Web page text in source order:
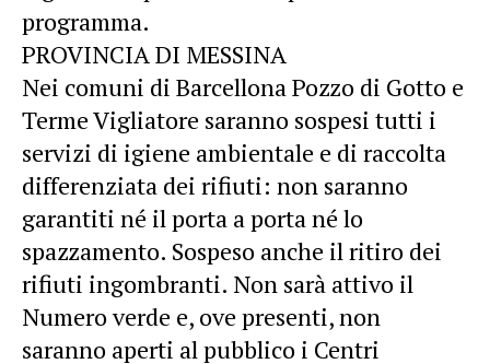
programma.
PROVINCIA DI MESSINA
Nei comuni di Barcellona Pozzo di Gotto e
Terme Vigliatore saranno sospesi tutti i
servizi di igiene ambientale e di raccolta
differenziata dei rifiuti: non saranno
garantiti né il porta a porta né lo
spazzamento. Sospeso anche il ritiro dei
rifiuti ingombranti. Non sarà attivo il
Numero verde e, ove presenti, non
saranno aperti al pubblico i Centri